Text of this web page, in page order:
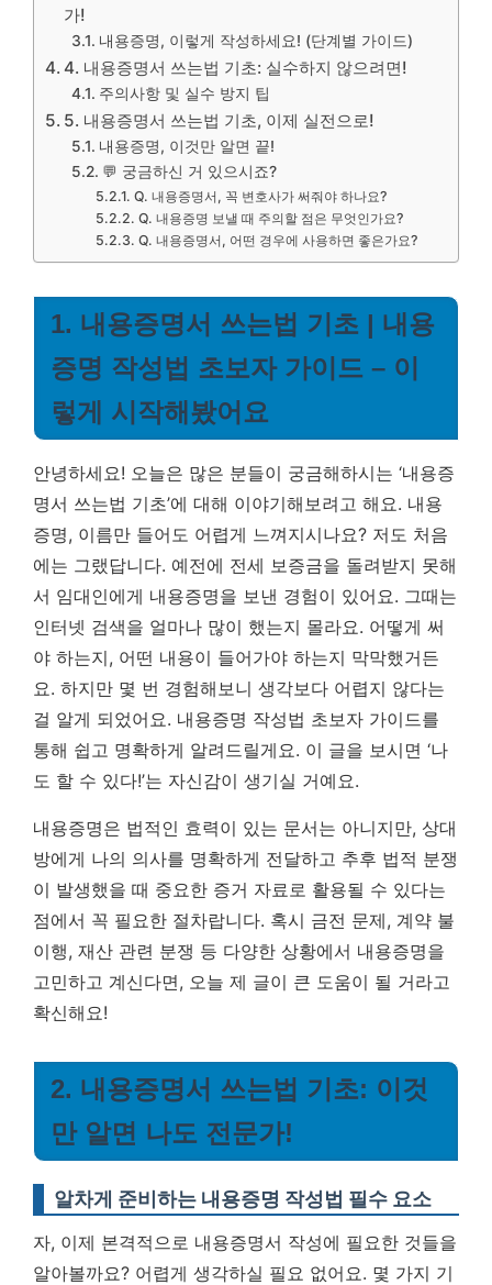
가!
내용증명, 이렇게 작성하세요! (단계별 가이드)
4. 내용증명서 쓰는법 기초: 실수하지 않으려면!
주의사항 및 실수 방지 팁
5. 내용증명서 쓰는법 기초, 이제 실전으로!
내용증명, 이것만 알면 끝!
💬 궁금하신 거 있으시죠?
Q. 내용증명서, 꼭 변호사가 써줘야 하나요?
Q. 내용증명 보낼 때 주의할 점은 무엇인가요?
Q. 내용증명서, 어떤 경우에 사용하면 좋은가요?
1. 내용증명서 쓰는법 기초 | 내용
증명 작성법 초보자 가이드 – 이
렇게 시작해봤어요
안녕하세요! 오늘은 많은 분들이 궁금해하시는 ‘내용증
명서 쓰는법 기초’에 대해 이야기해보려고 해요. 내용
증명, 이름만 들어도 어렵게 느껴지시나요? 저도 처음
에는 그랬답니다. 예전에 전세 보증금을 돌려받지 못해
서 임대인에게 내용증명을 보낸 경험이 있어요. 그때는
인터넷 검색을 얼마나 많이 했는지 몰라요. 어떻게 써
야 하는지, 어떤 내용이 들어가야 하는지 막막했거든
요. 하지만 몇 번 경험해보니 생각보다 어렵지 않다는
걸 알게 되었어요. 내용증명 작성법 초보자 가이드를
통해 쉽고 명확하게 알려드릴게요. 이 글을 보시면 ‘나
도 할 수 있다!’는 자신감이 생기실 거예요.
내용증명은 법적인 효력이 있는 문서는 아니지만, 상대
방에게 나의 의사를 명확하게 전달하고 추후 법적 분쟁
이 발생했을 때 중요한 증거 자료로 활용될 수 있다는
점에서 꼭 필요한 절차랍니다. 혹시 금전 문제, 계약 불
이행, 재산 관련 분쟁 등 다양한 상황에서 내용증명을
고민하고 계신다면, 오늘 제 글이 큰 도움이 될 거라고
확신해요!
2. 내용증명서 쓰는법 기초: 이것
만 알면 나도 전문가!
알차게 준비하는 내용증명 작성법 필수 요소
자, 이제 본격적으로 내용증명서 작성에 필요한 것들을
알아볼까요? 어렵게 생각하실 필요 없어요. 몇 가지 기